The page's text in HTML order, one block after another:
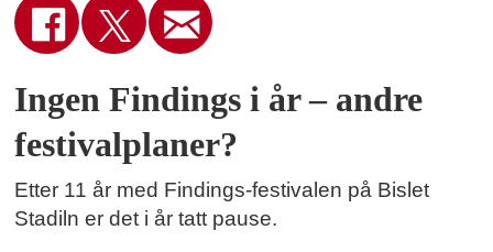
Ingen Findings i år – andre
festivalplaner?
Etter 11 år med Findings-festivalen på Bislet
Stadiln er det i år tatt pause.